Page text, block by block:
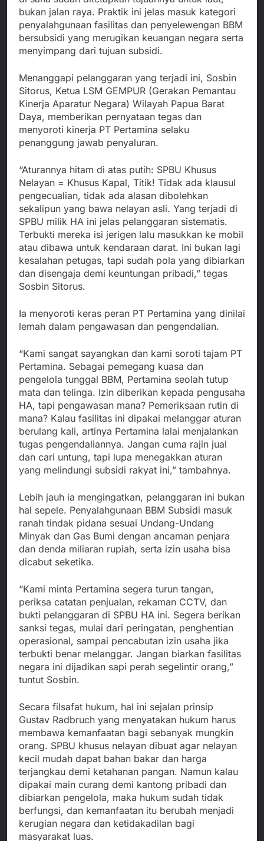
bukan jalan raya. Praktik ini jelas masuk kategori
penyalahgunaan fasilitas dan penyelewengan BBM
bersubsidi yang merugikan keuangan negara serta
menyimpang dari tujuan subsidi.
Menanggapi pelanggaran yang terjadi ini, Sosbin
Sitorus, Ketua LSM GEMPUR (Gerakan Pemantau
Kinerja Aparatur Negara) Wilayah Papua Barat
Daya, memberikan pernyataan tegas dan
menyoroti kinerja PT Pertamina selaku
penanggung jawab penyaluran.
“Aturannya hitam di atas putih: SPBU Khusus
Nelayan = Khusus Kapal, Titik! Tidak ada klausul
pengecualian, tidak ada alasan dibolehkan
sekalipun yang bawa nelayan asli. Yang terjadi di
SPBU milik HA ini jelas pelanggaran sistematis.
Terbukti mereka isi jerigen lalu masukkan ke mobil
atau dibawa untuk kendaraan darat. Ini bukan lagi
kesalahan petugas, tapi sudah pola yang dibiarkan
dan disengaja demi keuntungan pribadi,” tegas
Sosbin Sitorus.
Ia menyoroti keras peran PT Pertamina yang dinilai
lemah dalam pengawasan dan pengendalian.
“Kami sangat sayangkan dan kami soroti tajam PT
Pertamina. Sebagai pemegang kuasa dan
pengelola tunggal BBM, Pertamina seolah tutup
mata dan telinga. Izin diberikan kepada pengusaha
HA, tapi pengawasan mana? Pemeriksaan rutin di
mana? Kalau fasilitas ini dipakai melanggar aturan
berulang kali, artinya Pertamina lalai menjalankan
tugas pengendaliannya. Jangan cuma rajin jual
dan cari untung, tapi lupa menegakkan aturan
yang melindungi subsidi rakyat ini,” tambahnya.
Lebih jauh ia mengingatkan, pelanggaran ini bukan
hal sepele. Penyalahgunaan BBM Subsidi masuk
ranah tindak pidana sesuai Undang-Undang
Minyak dan Gas Bumi dengan ancaman penjara
dan denda miliaran rupiah, serta izin usaha bisa
dicabut seketika.
“Kami minta Pertamina segera turun tangan,
periksa catatan penjualan, rekaman CCTV, dan
bukti pelanggaran di SPBU HA ini. Segera berikan
sanksi tegas, mulai dari peringatan, penghentian
operasional, sampai pencabutan izin usaha jika
terbukti benar melanggar. Jangan biarkan fasilitas
negara ini dijadikan sapi perah segelintir orang,”
tuntut Sosbin.
Secara filsafat hukum, hal ini sejalan prinsip
Gustav Radbruch yang menyatakan hukum harus
membawa kemanfaatan bagi sebanyak mungkin
orang. SPBU khusus nelayan dibuat agar nelayan
kecil mudah dapat bahan bakar dan harga
terjangkau demi ketahanan pangan. Namun kalau
dipakai main curang demi kantong pribadi dan
dibiarkan pengelola, maka hukum sudah tidak
berfungsi, dan kemanfaatan itu berubah menjadi
kerugian negara dan ketidakadilan bagi
masyarakat luas.